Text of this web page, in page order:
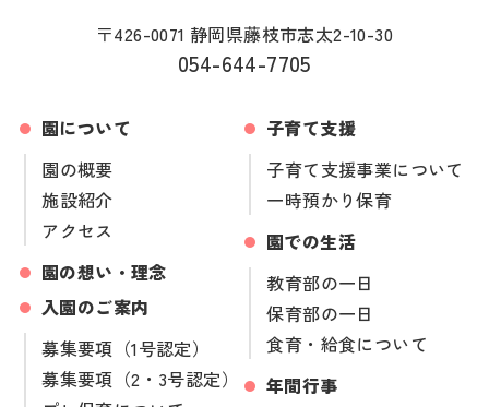
〒426-0071 静岡県藤枝市志太2-10-30
054-644-7705
園について
園の概要
施設紹介
アクセス
園の想い・理念
入園のご案内
募集要項（1号認定）
募集要項（2・3号認定）
子育て支援
子育て支援事業について
一時預かり保育
園での生活
教育部の一日
保育部の一日
食育・給食について
年間行事